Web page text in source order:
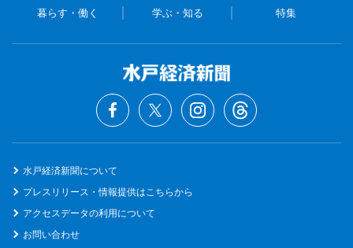
暮らす・働く 学ぶ・知る 特集
水戸経済新聞について
プレスリリース・情報提供はこちらから
アクセスデータの利用について
お問い合わせ